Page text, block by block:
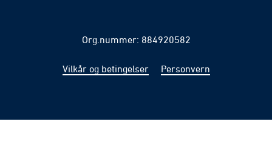
Org.nummer: 884920582
Vilkår og betingelser Personvern